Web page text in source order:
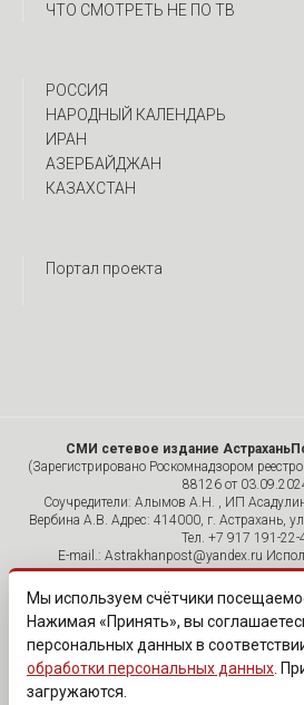
ЧТО СМОТРЕТЬ НЕ ПО ТВ
РОССИЯ
НАРОДНЫЙ КАЛЕНДАРЬ
ИРАН
АЗЕРБАЙДЖАН
КАЗАХСТАН
Портал проекта
СМИ сетевое издание
(Зарегистрировано Роскомнадзором
88126 от
Соучредители: Алымов А.Н. , ИП
Вербина А.В. Адрес: 414000, г. Астрахань,
Тел. +7 917 191-22-
E-mail.: Astrakhanpost@yandex.ru
размещенных на страницах сетевого
допускается исключительно с указанием
активной гиперссылки на портал
читателей сайта размещаются без
Редакция оставляет за собой право
отредактировать, если указанные
«САЙТ ПРЕДНАЗНАЧЕН ДЛЯ
Мы используем счётчики
Нажимая «Принять», вы
персональных данных в
обработки персональных данных .
загружаются.